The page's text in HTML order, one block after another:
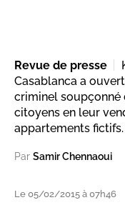
Revue de presse
Casablanca a
criminel soupçonné
citoyens en leur
appartements fictifs.
Par Samir Chennaoui
Le 05/02/2015 à 07h46